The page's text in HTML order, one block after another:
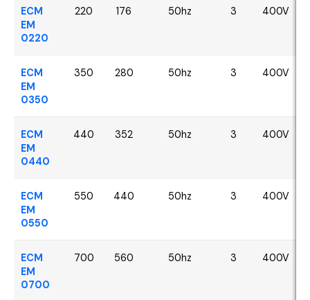
ECM
EM
0220
220 176 50hz 3 400V
ECM
EM
0350
350 280 50hz 3 400V
ECM
EM
0440
440 352 50hz 3 400V
ECM
EM
0550
550 440 50hz 3 400V
ECM
EM
0700
700 560 50hz 3 400V